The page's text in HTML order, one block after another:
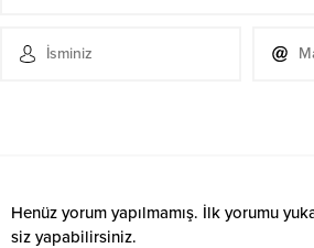
Henüz yorum yapılmamış. İlk yorumu
siz yapabilirsiniz.